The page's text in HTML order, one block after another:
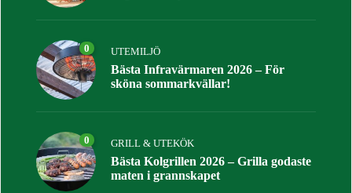
0 UTEMILJÖ
Bästa Infravärmaren 2026 – För
sköna sommarkvällar!
0 GRILL & UTEKÖK
Bästa Kolgrillen 2026 – Grilla godaste
maten i grannskapet